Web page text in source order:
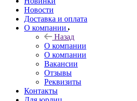
Новости
Доставка и оплата
О компании
Назад
О компании
О компании
Вакансии
Отзывы
Реквизиты
Контакты